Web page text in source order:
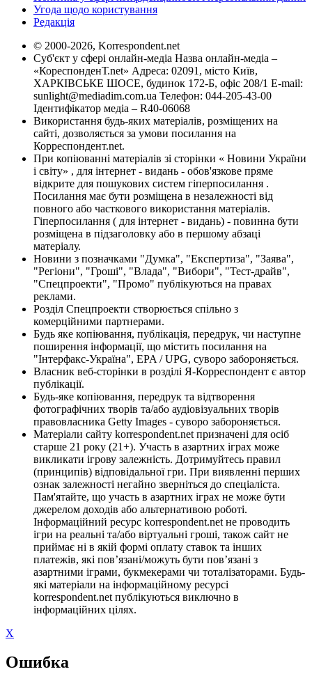
Угода щодо користування
Редакція
© 2000-2026, Korrespondent.net
Суб'єкт у сфері онлайн-медіа Назва онлайн-медіа –
«КореспонденТ.net» Адреса: 02091, місто Київ,
ХАРКІВСЬКЕ ШОСЕ, будинок 172-Б, офіс 208/1 E-mail:
sunlight@mediadim.com.ua Телефон: 044-205-43-00
Ідентифікатор медіа – R40-06068
Використання будь-яких матеріалів, розміщених на
сайті, дозволяється за умови посилання на
Корреспондент.net.
При копіюванні матеріалів зі сторінки « Новини України
і світу» , для інтернет - видань - обов'язкове пряме
відкрите для пошукових систем гіперпосилання .
Посилання має бути розміщена в незалежності від
повного або часткового використання матеріалів.
Гіперпосилання ( для інтернет - видань) - повинна бути
розміщена в підзаголовку або в першому абзаці
матеріалу.
Новини з позначками "Думка", "Експертиза", "Заява",
"Регіони", "Гроші", "Влада", "Вибори", "Тест-драйв",
"Спецпроекти", "Промо" публікуються на правах
реклами.
Розділ Спецпроекти створюється спільно з
комерційними партнерами.
Будь яке копіювання, публікація, передрук, чи наступне
поширення інформації, що містить посилання на
"Інтерфакс-Україна", EPA / UPG, суворо забороняється.
Власник веб-сторінки в розділі Я-Корреспондент є автор
публікації.
Будь-яке копіювання, передрук та відтворення
фотографічних творів та/або аудіовізуальних творів
правовласника Getty Images - суворо забороняється.
Матеріали сайту korrespondent.net призначені для осіб
старше 21 року (21+). Участь в азартних іграх може
викликати ігрову залежність. Дотримуйтесь правил
(принципів) відповідальної гри. При виявленні перших
ознак залежності негайно зверніться до спеціаліста.
Пам'ятайте, що участь в азартних іграх не може бути
джерелом доходів або альтернативою роботі.
Інформаційний ресурс korrespondent.net не проводить
ігри на реальні та/або віртуальні гроші, також сайт не
приймає ні в якій формі оплату ставок та інших
платежів, які пов’язані/можуть бути пов’язані з
азартними іграми, букмекерами чи тоталізаторами. Будь-
які матеріали на інформаційному ресурсі
korrespondent.net публікуються виключно в
інформаційних цілях.
X
Ошибка